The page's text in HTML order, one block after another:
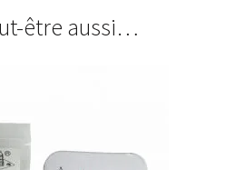
être aussi…